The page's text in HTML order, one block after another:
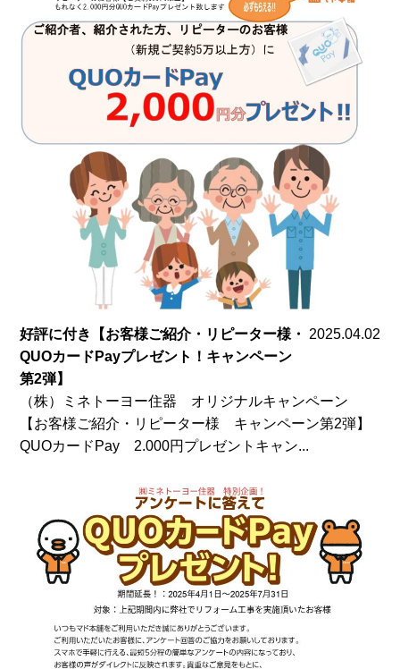
好評に付き【お客様ご紹介・リピーター様・
QUOカードPayプレゼント！キャンペーン
第2弾】
2025.04.02
（株）ミネトーヨー住器 オリジナルキャンペーン
【お客様ご紹介・リピーター様 キャンペーン第2弾】
QUOカードPay 2.000円プレゼントキャン...